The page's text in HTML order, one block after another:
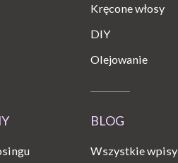
Kręcone włosy
DIY
Olejowanie
BLOG
Wszystkie wpisy